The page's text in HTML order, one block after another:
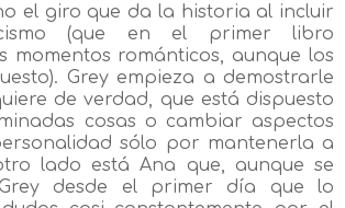
el giro que da la historia al incluir
(que en el primer libro
momentos románticos, aunque los
Grey empieza a demostrarle
de verdad, que está dispuesto
cosas o cambiar aspectos
sólo por mantenerla a
lado está Ana que, aunque se
desde el primer día que lo